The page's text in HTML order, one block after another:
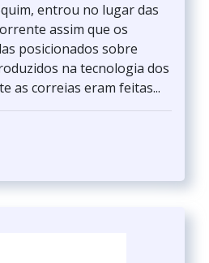
entrou no lugar das
assim que os
posicionados sobre
na tecnologia dos
as correias eram feitas...